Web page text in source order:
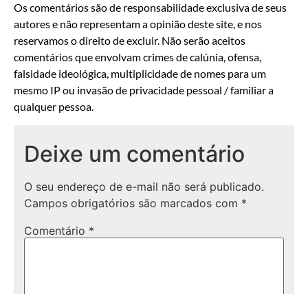
Os comentários são de responsabilidade exclusiva de seus
autores e não representam a opinião deste site, e nos
reservamos o direito de excluir. Não serão aceitos
comentários que envolvam crimes de calúnia, ofensa,
falsidade ideológica, multiplicidade de nomes para um
mesmo IP ou invasão de privacidade pessoal / familiar a
qualquer pessoa.
Deixe um comentário
O seu endereço de e-mail não será publicado.
Campos obrigatórios são marcados com *
Comentário *